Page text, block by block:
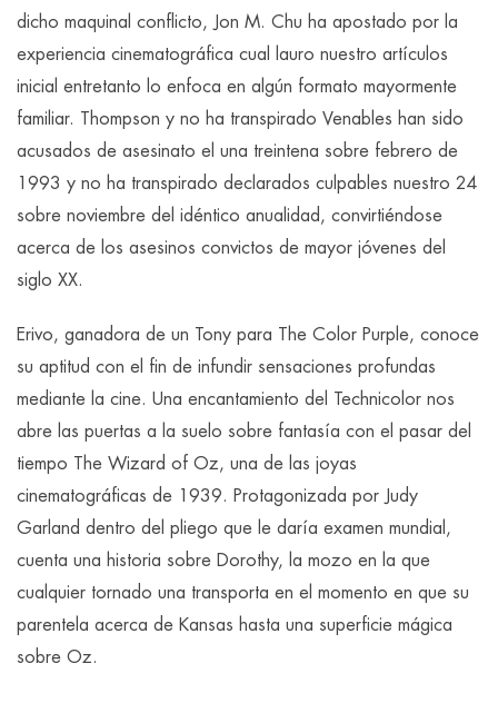
dicho maquinal conflicto, Jon M. Chu ha apostado por la
experiencia cinematográfica cual lauro nuestro artículos
inicial entretanto lo enfoca en algún formato mayormente
familiar. Thompson y no ha transpirado Venables han sido
acusados de asesinato el una treintena sobre febrero de
1993 y no ha transpirado declarados culpables nuestro 24
sobre noviembre del idéntico anualidad, convirtiéndose
acerca de los asesinos convictos de mayor jóvenes del
siglo XX.
Erivo, ganadora de un Tony para The Color Purple, conoce
su aptitud con el fin de infundir sensaciones profundas
mediante la cine. Una encantamiento del Technicolor nos
abre las puertas a la suelo sobre fantasía con el pasar del
tiempo The Wizard of Oz, una de las joyas
cinematográficas de 1939. Protagonizada por Judy
Garland dentro del pliego que le daría examen mundial,
cuenta una historia sobre Dorothy, la mozo en la que
cualquier tornado una transporta en el momento en que su
parentela acerca de Kansas hasta una superficie mágica
sobre Oz.